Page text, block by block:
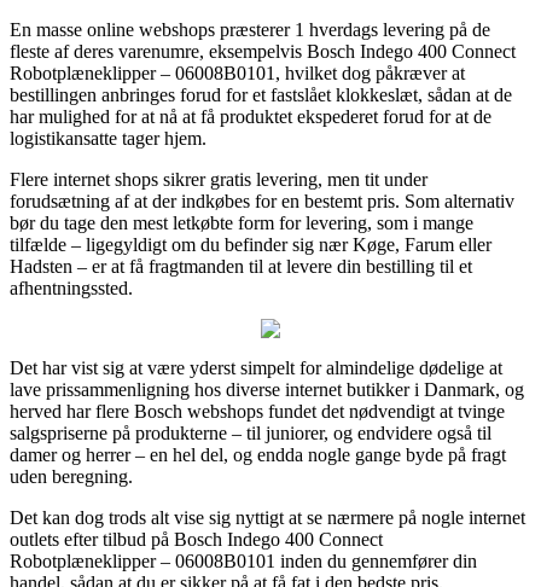
En masse online webshops præsterer 1 hverdags levering på de
fleste af deres varenumre, eksempelvis Bosch Indego 400 Connect
Robotplæneklipper – 06008B0101, hvilket dog påkræver at
bestillingen anbringes forud for et fastslået klokkeslæt, sådan at de
har mulighed for at nå at få produktet ekspederet forud for at de
logistikansatte tager hjem.
Flere internet shops sikrer gratis levering, men tit under
forudsætning af at der indkøbes for en bestemt pris. Som alternativ
bør du tage den mest letkøbte form for levering, som i mange
tilfælde – ligegyldigt om du befinder sig nær Køge, Farum eller
Hadsten – er at få fragtmanden til at levere din bestilling til et
afhentningssted.
Det har vist sig at være yderst simpelt for almindelige dødelige at
lave prissammenligning hos diverse internet butikker i Danmark, og
herved har flere Bosch webshops fundet det nødvendigt at tvinge
salgspriserne på produkterne – til juniorer, og endvidere også til
damer og herrer – en hel del, og endda nogle gange byde på fragt
uden beregning.
Det kan dog trods alt vise sig nyttigt at se nærmere på nogle internet
outlets efter tilbud på Bosch Indego 400 Connect
Robotplæneklipper – 06008B0101 inden du gennemfører din
handel, sådan at du er sikker på at få fat i den bedste pris.